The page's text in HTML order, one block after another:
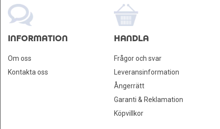
INFORMATION
Om oss
Kontakta oss
HANDLA
Frågor och svar
Leveransinformation
Ångerrätt
Garanti & Reklamation
Köpvillkor